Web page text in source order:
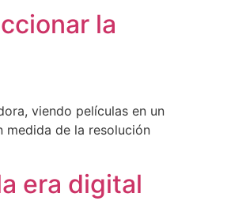
la
viendo películas en un
medida de la resolución
era digital